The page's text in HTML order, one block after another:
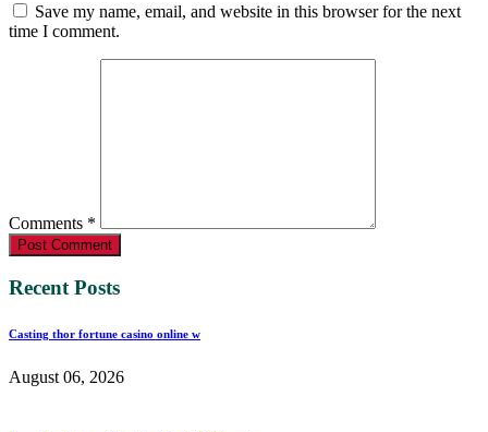
Save my name, email, and website in this browser for the next
time I comment.
Comments *
Post Comment
Recent Posts
Casting thor fortune casino online w
August 06, 2026